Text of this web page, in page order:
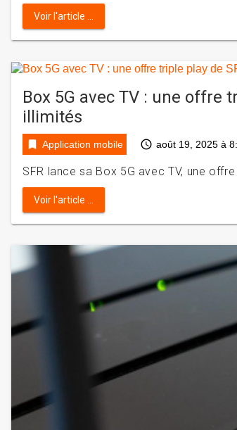
Voir l'article ...
Box 5G avec TV : une offre
illimités
bookmark Application mobile access_time août 19, 2025 à
SFR lance sa Box 5G avec TV, une
Voir l'article ...